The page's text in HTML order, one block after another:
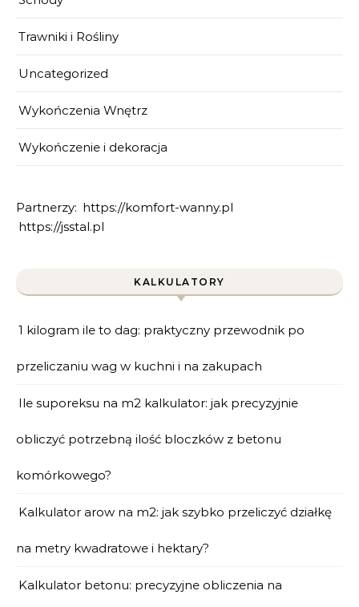
Trawniki i Rośliny
Uncategorized
Wykończenia Wnętrz
Wykończenie i dekoracja
Partnerzy: https://komfort-wanny.pl
https://jsstal.pl
KALKULATORY
1 kilogram ile to dag: praktyczny przewodnik po
przeliczaniu wag w kuchni i na zakupach
Ile suporeksu na m2 kalkulator: jak precyzyjnie
obliczyć potrzebną ilość bloczków z betonu
komórkowego?
Kalkulator arow na m2: jak szybko przeliczyć działkę
na metry kwadratowe i hektary?
Kalkulator betonu: precyzyjne obliczenia na